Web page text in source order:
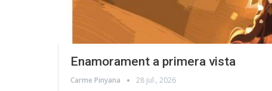
Enamorament a primera vista
Carme Pinyana 28 jul., 2026